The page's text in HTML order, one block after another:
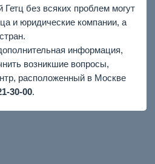
без всяких проблем могут
и юридические компании, а
информация,
возникшие вопросы,
расположенный в Москве
30-00.